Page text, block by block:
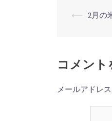
投
ナ
ビ
ゲ
⟵ 2月の
コメント
メールアドレ